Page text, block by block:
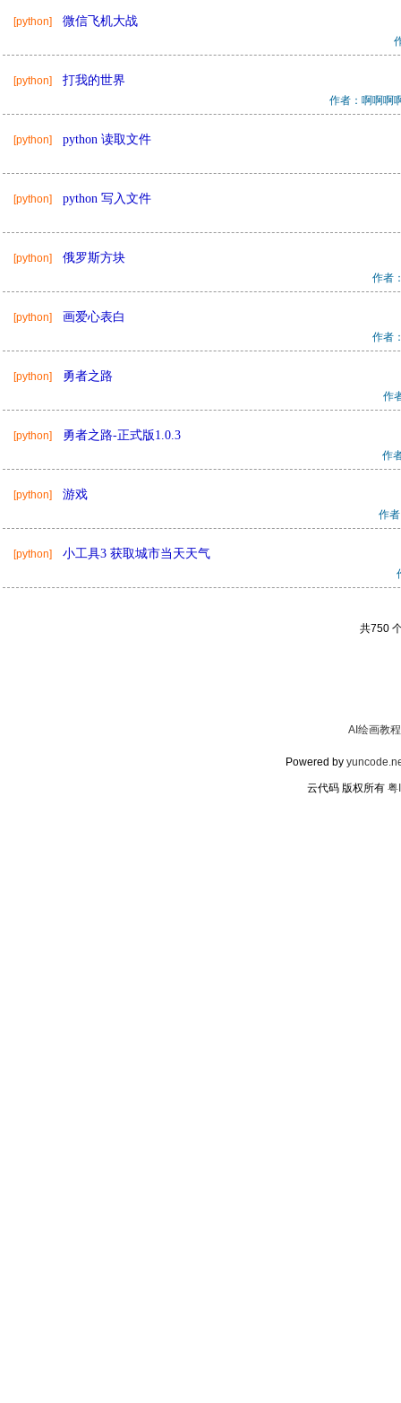
[python] 微信飞机大战
[python] 打我的世界
作者：啊啊啊
[python] python 读取文件
[python] python 写入文件
[python] 俄罗斯方块
作者
[python] 画爱心表白
作者
[python] 勇者之路
作
[python] 勇者之路-正式版1.0.3
作
[python] 游戏
作
[python] 小工具3 获取城市当天天气
共750
AI绘画教程
Powered by
云代码 版权所有 粤